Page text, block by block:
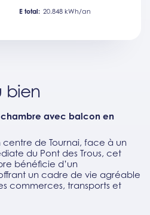
E total: 20.848 kWh/an
bien
chambre avec balcon en
de Tournai, face à un
du Pont des Trous, cet
bénéficie d’un
un cadre de vie agréable
commerces, transports et